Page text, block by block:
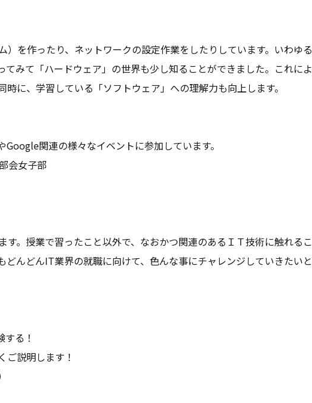
を作ったり、ネットワークの設定作業をしたりしています。いわゆる
みて「ハードウェア」の世界も少し知ることができました。これに
に、学習している「ソフトウェア」への理解力も向上します。
関連の様々なイベントに参加しています。
会女子部
。授業で習ったこと以外で、なおかつ関連のあるＩＴ技術に触れる
んどんIT業界の就職に向けて、色んな事にチャレンジしていきたい
る！
説明します！